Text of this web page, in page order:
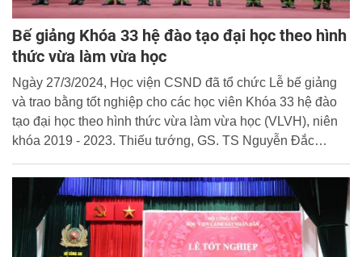
Bế giảng Khóa 33 hệ đào tạo đại học theo hình
thức vừa làm vừa học
Ngày 27/3/2024, Học viện CSND đã tổ chức Lễ bế giảng
và trao bằng tốt nghiệp cho các học viên Khóa 33 hệ đào
tạo đại học theo hình thức vừa làm vừa học (VLVH), niên
khóa 2019 - 2023. Thiếu tướng, GS. TS Nguyễn Đắc